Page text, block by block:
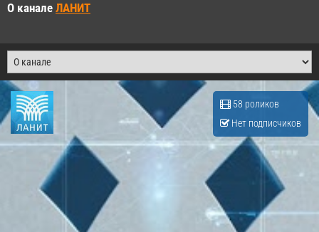
О канале ЛАНИТ
58 роликов
Нет подписчиков